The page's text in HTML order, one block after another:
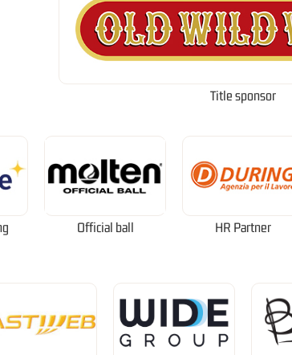
Title sponsor
Official ball HR Partner